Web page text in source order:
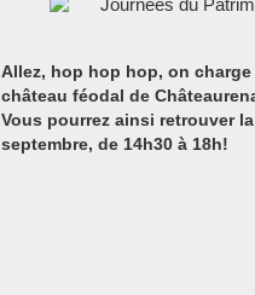
Allez, hop hop hop, on
château féodal de
Vous pourrez ainsi retrouver
septembre, de 14h30 à 18h!